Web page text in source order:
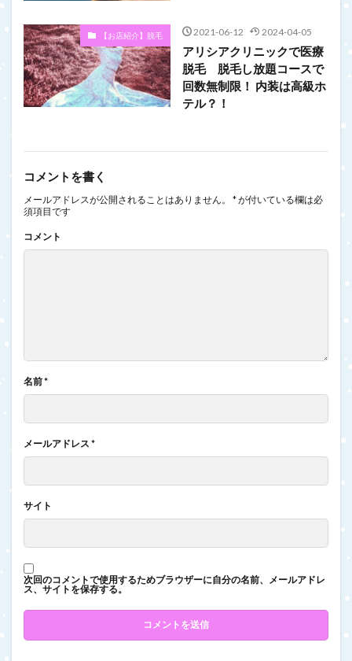
【お店紹介】脱毛 2021-06-12 2024-04-05
アリシアクリニックで医療
脱毛 脱毛し放題コースで
回数無制限！ 内装は高級ホ
テル？！
コメントを書く
メールアドレスが公開されることはありません。 *が付いている欄は必
須項目です
コメント
名前*
メールアドレス *
サイト
次回のコメントで使用するためブラウザーに自分の名前、メールアドレ
ス、サイトを保存する。